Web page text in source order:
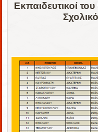
Εκπαιδευτικοί